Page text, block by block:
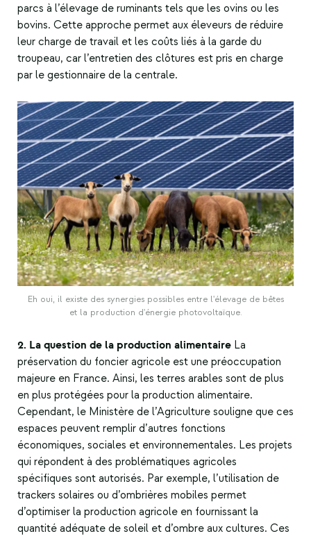
parcs à l’élevage de ruminants tels que les ovins ou les
bovins. Cette approche permet aux éleveurs de réduire
leur charge de travail et les coûts liés à la garde du
troupeau, car l’entretien des clôtures est pris en charge
par le gestionnaire de la centrale.
Eh oui, il existe des synergies possibles entre l'élevage de bêtes
et la production d'énergie photovoltaïque.
2. La question de la production alimentaire La
préservation du foncier agricole est une préoccupation
majeure en France. Ainsi, les terres arables sont de plus
en plus protégées pour la production alimentaire.
Cependant, le Ministère de l’Agriculture souligne que ces
espaces peuvent remplir d’autres fonctions
économiques, sociales et environnementales. Les projets
qui répondent à des problématiques agricoles
spécifiques sont autorisés. Par exemple, l’utilisation de
trackers solaires ou d’ombrières mobiles permet
d’optimiser la production agricole en fournissant la
quantité adéquate de soleil et d’ombre aux cultures. Ces